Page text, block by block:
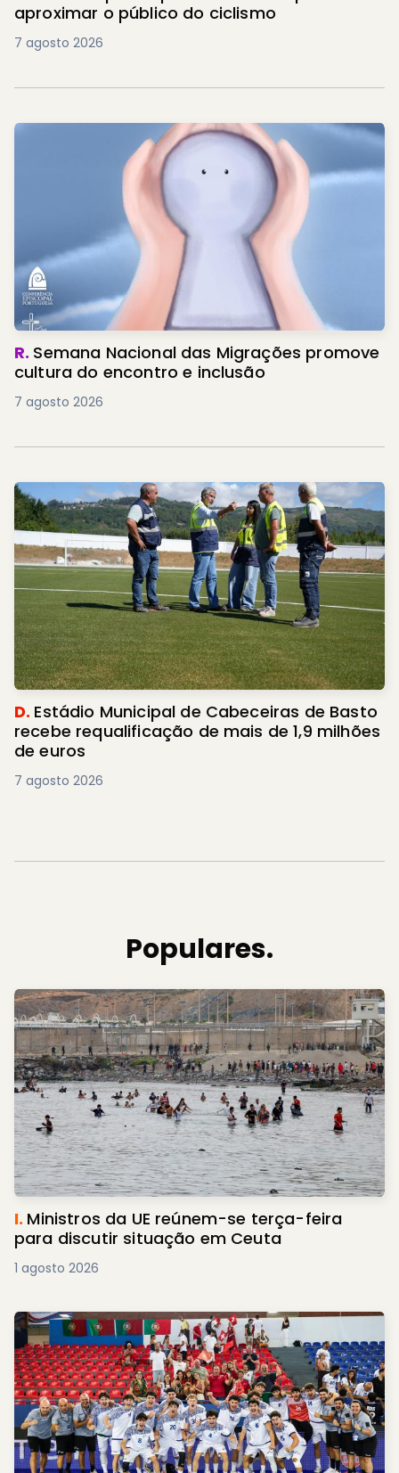
aproximar o público do ciclismo
7 agosto 2026
R. Semana Nacional das Migrações promove
cultura do encontro e inclusão
7 agosto 2026
D. Estádio Municipal de Cabeceiras de Basto
recebe requalificação de mais de 1,9 milhões
de euros
7 agosto 2026
Populares.
I. Ministros da UE reúnem-se terça-feira
para discutir situação em Ceuta
1 agosto 2026